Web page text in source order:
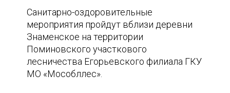
Санитарно-оздоровительные
мероприятия пройдут вблизи деревни
Знаменское на территории
Поминовского участкового
лесничества Егорьевского филиала ГКУ
МО «Мособллес».